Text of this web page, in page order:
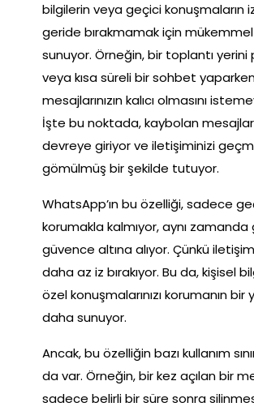
bilgilerin veya geçici konuşmaların
geride bırakmamak için
sunuyor. Örneğin, bir toplantı yerini
veya kısa süreli bir sohbet
mesajlarınızın kalıcı olmasını
İşte bu noktada, kaybolan
devreye giriyor ve iletişiminizi
gömülmüş bir şekilde tutuyor.
WhatsApp’ın bu özelliği, sadece
korumakla kalmıyor, aynı zamanda
güvence altına alıyor. Çünkü
daha az iz bırakıyor. Bu da, kişisel
özel konuşmalarınızı korumanın bir
daha sunuyor.
Ancak, bu özelliğin bazı kullanım
da var. Örneğin, bir kez açılan bir
sadece belirli bir süre sonra